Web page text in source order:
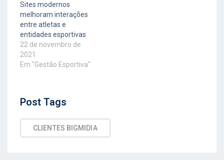
Sites modernos
melhoram interações
entre atletas e
entidades esportivas
22 de novembro de
2021
Em "Gestão Esportiva"
Post Tags
CLIENTES BIGMIDIA